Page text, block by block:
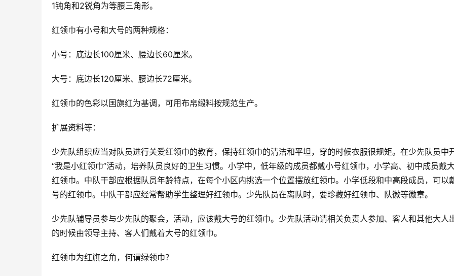
1钝角和2锐角为等腰三角形。
红领巾有小号和大号的两种规格：
小号：底边长100厘米、腰边长60厘米。
大号：底边长120厘米、腰边长72厘米。
红领巾的色彩以国旗红为基调，可用布帛缎料按规范生产。
扩展资料等：
少先队组织应当对队员进行关爱红领巾的教育，保持红领巾的清洁和平坦，穿的时候衣服很规矩。 在少先队员中
“我是小红领巾”活动，培养队员良好的卫生习惯。 小学中，低年级的成员都戴小号红领巾，小学高、初中成员戴
红领巾。 中队干部应根据队员年龄特点，在每个小区内挑选一个位置摆放红领巾。 小学低段和中高段成员，可以
号的红领巾。 中队干部应经常帮助学生整理好红领巾。 少先队员在离队时，要珍藏好红领巾、队徽等徽章。
少先队辅导员参与少先队的聚会，活动，应该戴大号的红领巾。 少先队活动请相关负责人参加、客人和其他大人
的时候由领导主持、客人们戴着大号的红领巾。
红领巾为红旗之角，何谓绿领巾？